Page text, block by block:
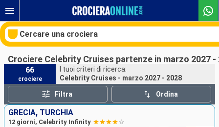
Cercare una crociera
Le nostre destinazioni
Mesi di partenza
Crociere Celebrity Cruises partenze in marzo 2027 -
66
crociere
I tuoi criteri di ricerca:
Celebrity Cruises - marzo 2027 - 2028
Filtra Ordina
GRECIA, TURCHIA
12 giorni, Celebrity Infinity